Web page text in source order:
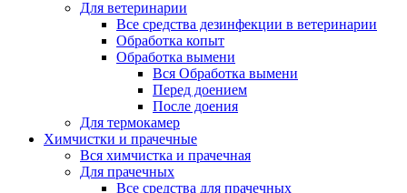
Для ветеринарии
Все средства дезинфекции в ветеринарии
Обработка копыт
Обработка вымени
Вся Обработка вымени
Перед доением
После доения
Для термокамер
Химчистки и прачечные
Вся химчистка и прачечная
Для прачечных
Все средства для прачечных